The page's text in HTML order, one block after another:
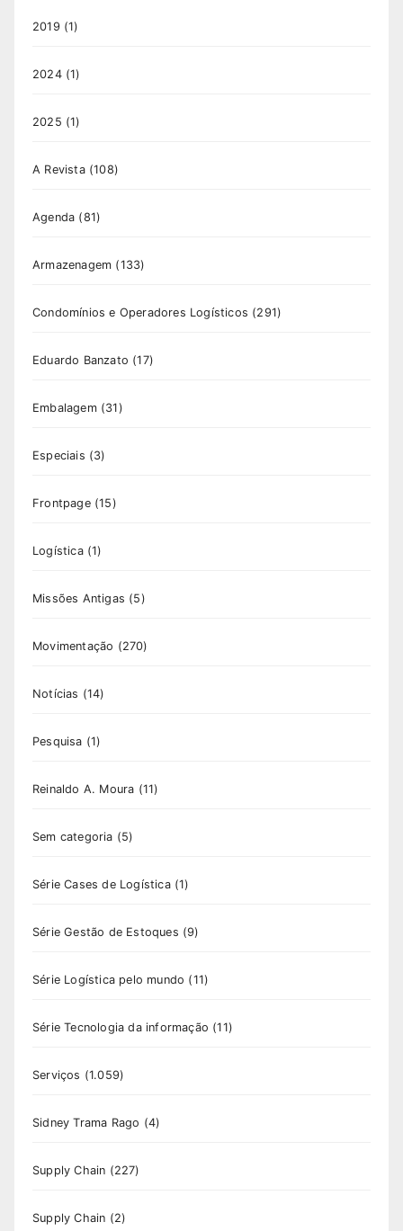
2019 (1)
2024(1)
2025 (1)
A Revista(108)
Agenda (81)
Armazenagem (133)
Condomínios e Operadores Logísticos (291)
Eduardo Banzato (17)
Embalagem(31)
Especiais (3)
Frontpage(15)
Logística(1)
Missões Antigas (5)
Movimentação (270)
Notícias (14)
Pesquisa (1)
Reinaldo A. Moura (11)
Sem categoria (5)
Série Cases de Logística(1)
Série Gestão de Estoques (9)
Série Logística pelo mundo (11)
Série Tecnologia da informação (11)
Serviços (1.059)
Sidney Trama Rago (4)
Supply Chain (227)
Supply Chain (2)